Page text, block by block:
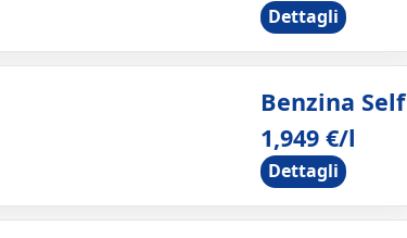
Dettagli
Benzina Self
1,949 €/l
Dettagli